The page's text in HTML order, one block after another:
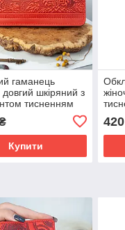
гаманець
довгий шкіряний з
тисненням
Купити
420